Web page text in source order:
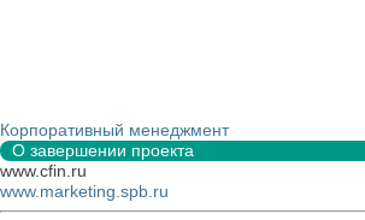
Корпоративный менеджмент
О завершении проекта
www.cfin.ru
www.marketing.spb.ru